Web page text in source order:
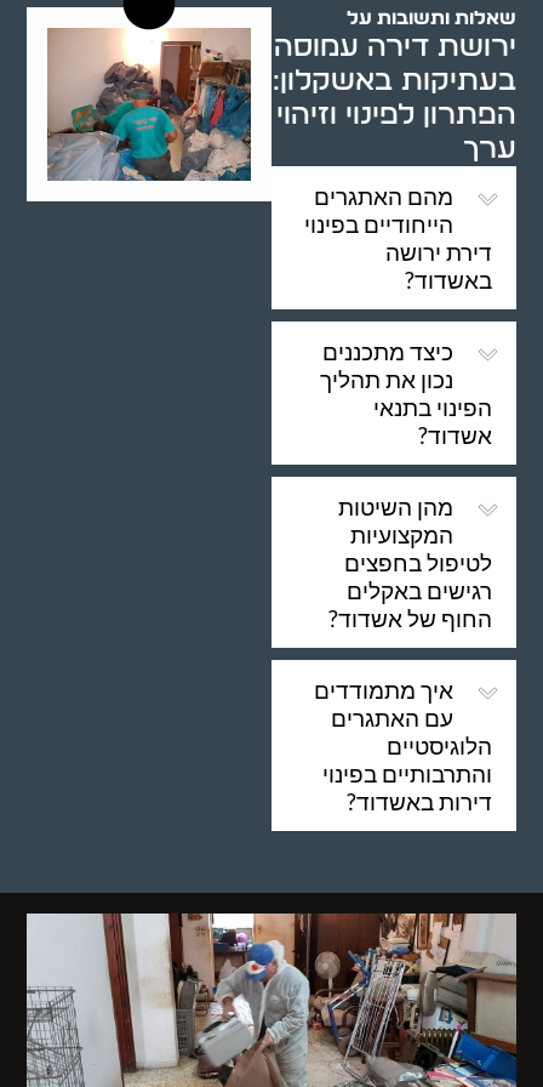
שאלות ותשובות על
ירושת דירה עמוסה
בעתיקות באשקלון:
הפתרון לפינוי וזיהוי
ערך
מהם האתגרים
הייחודיים בפינוי
דירת ירושה
באשדוד?
כיצד מתכננים
נכון את תהליך
הפינוי בתנאי
אשדוד?
מהן השיטות
המקצועיות
לטיפול בחפצים
רגישים באקלים
החוף של אשדוד?
איך מתמודדים
עם האתגרים
הלוגיסטיים
והתרבותיים בפינוי
דירות באשדוד?